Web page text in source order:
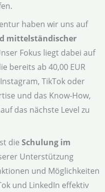
haben wir uns auf
mittelständischer
Fokus liegt dabei auf
bereits ab 40,00 EUR
TikTok oder
und das Know-How,
das nächste Level zu
die Schulung im
Unterstützung
und Möglichkeiten
und LinkedIn effektiv